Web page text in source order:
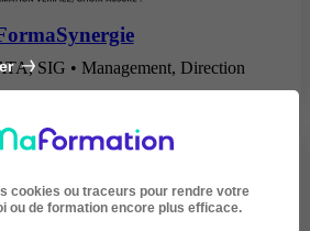
SIG • Management, Direction
cookies ou traceurs pour rendre votre
ou de formation encore plus efficace.